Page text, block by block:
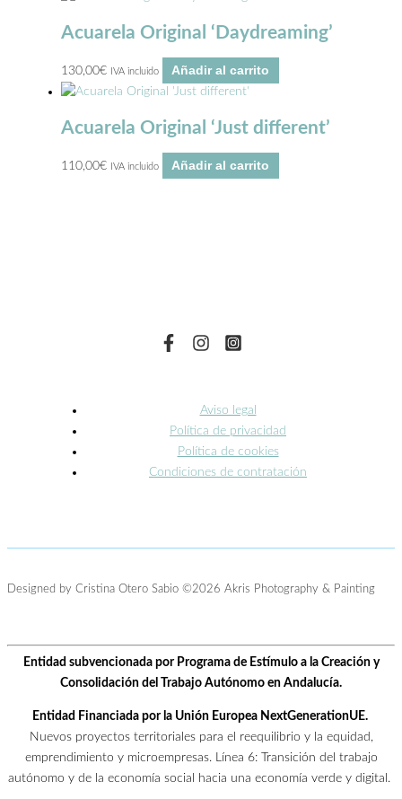
Acuarela Original ‘Daydreaming’
130,00€ IVA incluido Añadir al carrito
Acuarela Original ‘Just different’
110,00€ IVA incluido Añadir al carrito
Aviso legal
Política de privacidad
Política de cookies
Condiciones de contratación
Designed by Cristina Otero Sabio ©2026 Akris Photography & Painting
Entidad subvencionada por Programa de Estímulo a la Creación y
Consolidación del Trabajo Autónomo en Andalucía.
Entidad Financiada por la Unión Europea NextGenerationUE.
Nuevos proyectos territoriales para el reequilibrio y la equidad,
emprendimiento y microempresas. Línea 6: Transición del trabajo
autónomo y de la economía social hacia una economía verde y digital.